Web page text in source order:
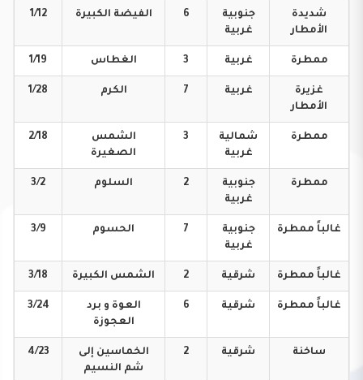
شديدة
الأمطار
جنوبية
غربية
6 الفيضة الكبيرة 1/12
ممطرة غربية 3 الغطاس 1/19
غزيرة
الأمطار
غربية 7 الكرم 1/28
ممطرة
شمالية
غربية
3
الشمس
الصغيرة
2/18
ممطرة
جنوبية
غربية
2 السلوم 3/2
غالباً ممطرة
جنوبية
غربية
7 الحسوم 3/9
غالباً ممطرة شرقية 2 الشمس الكبيرة 3/18
غالباً ممطرة شرقية 6
العوة و برد
العجوزة
3/24
ساخنة شرقية 2
الخماسين إلى
شم النسيم
4/23